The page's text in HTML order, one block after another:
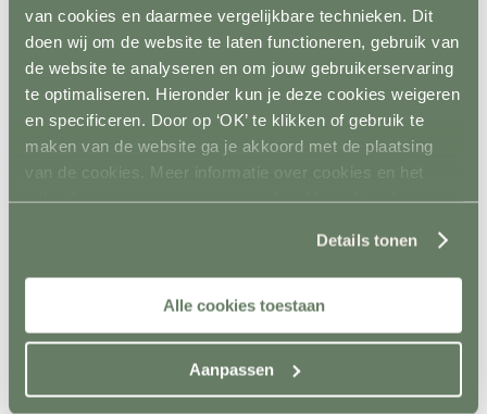
van cookies en daarmee vergelijkbare technieken. Dit
doen wij om de website te laten functioneren, gebruik van
de website te analyseren en om jouw gebruikerservaring
te optimaliseren. Hieronder kun je deze cookies weigeren
en specificeren. Door op ‘OK’ te klikken of gebruik te
maken van de website ga je akkoord met de plaatsing
van de cookies. Meer informatie over cookies en het
gebruik van persoonsgegevens door Horsefriend
Details tonen
Alle cookies toestaan
Aanpassen
Rijhal / Rijbak
Terug
Bodem
Wandafwerking
Spiegels
Verlichting
Beregening
Bodembewerking
Opstijghulp
Terug
Trainingsbanden
Verzorgingsproducten
Supplementen en Voer